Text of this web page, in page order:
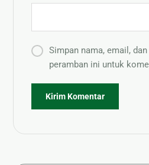
Simpan nama, email,
peramban ini untuk